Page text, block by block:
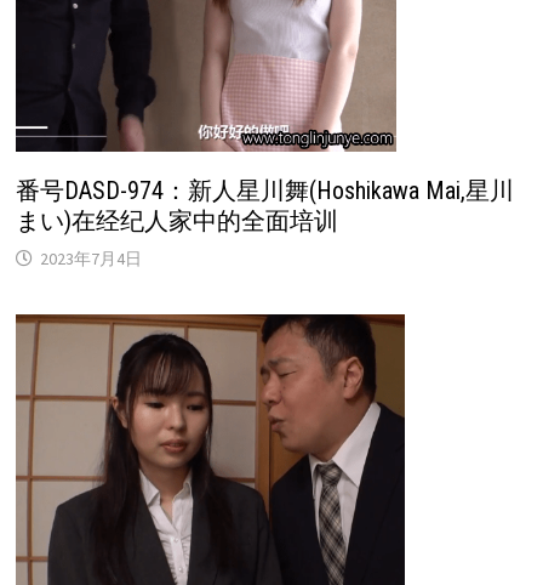
番号DASD-974：新人星川舞(Hoshikawa Mai,星川
まい)在经纪人家中的全面培训
2023年7月4日